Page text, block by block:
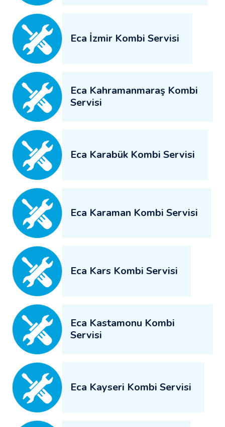
Eca İzmir Kombi Servisi
Eca Kahramanmaraş Kombi
Servisi
Eca Karabük Kombi Servisi
Eca Karaman Kombi Servisi
Eca Kars Kombi Servisi
Eca Kastamonu Kombi
Servisi
Eca Kayseri Kombi Servisi